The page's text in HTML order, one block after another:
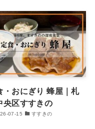
・おにぎり 蜂屋｜札
央区すすきの
07-15 すすきの